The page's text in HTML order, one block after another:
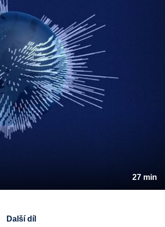
27 min
Další díl